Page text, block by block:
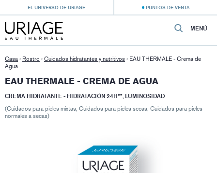
EL UNIVERSO DE URIAGE PUNTOS DE VENTA
MENÚ
Casa › Rostro › Cuidados hidratantes y nutritivos › EAU THERMALE - Crema de
Agua
EAU THERMALE - CREMA DE AGUA
CREMA HIDRATANTE - HIDRATACIÓN 24H**, LUMINOSIDAD
(Cuidados para pieles mixtas, Cuidados para pieles secas, Cuidados para pieles
normales a secas)